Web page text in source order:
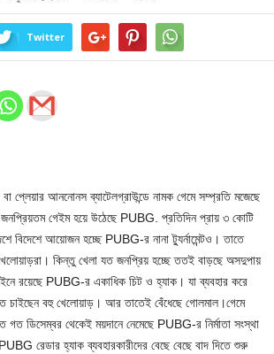
Twitter
প্লেয়ার আননোনস ব্যাটেলগ্রাউন্ডে নামক গেমে সম্প্রতি মজেছে
গেইম হয়ে উঠেছে PUBG. প্রতিদিন প্রায় ৩ কোটি
বিদেশে আয়োজন হচ্ছে PUBG-র নানা ট্যুর্নামেন্টও। তাতে
কিন্তু খেলা যত জনপ্রিয় হচ্ছে ততই বাড়ছে অসদুপায়
রয়েছে PUBG-র একাধিক চিট ও হ্যাক। যা ব্যবহার করে
চাইছেন বহু খেলোয়াড়। আর তাতেই বেঁধেছে গোলমাল।গেমে
ডিসেম্বর থেকেই ময়দানে নেমেছে PUBG-র নির্মাতা সংস্থা
রেডার হ্যাক ব্যবহারকারীদের বেছে বেছে বাদ দিতে শুরু